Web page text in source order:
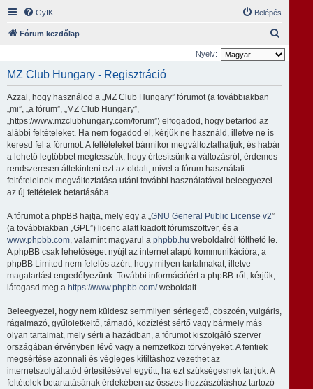
GyIK Belépés
Fórum kezdőlap
e
Nyelv:
MZ Club Hungary - Regisztráció
Azzal, hogy használod a „MZ Club Hungary” fórumot (a továbbiakban
„mi”, „a fórum”, „MZ Club Hungary”,
„https://www.mzclubhungary.com/forum”) elfogadod, hogy betartod az
alábbi feltételeket. Ha nem fogadod el, kérjük ne használd, illetve ne is
keresd fel a fórumot. A feltételeket bármikor megváltoztathatjuk, és habár
a lehető legtöbbet megtesszük, hogy értesítsünk a változásról, érdemes
rendszeresen áttekinteni ezt az oldalt, mivel a fórum használati
feltételeinek megváltoztatása utáni további használatával beleegyezel
az új feltételek betartásába.
A fórumot a phpBB hajtja, mely egy a „GNU General Public License v2”
(a továbbiakban „GPL”) licenc alatt kiadott fórumszoftver, és a
www.phpbb.com, valamint magyarul a phpbb.hu weboldalról tölthető le.
A phpBB csak lehetőséget nyújt az internet alapú kommunikációra; a
phpBB Limited nem felelős azért, hogy milyen tartalmakat, illetve
magatartást engedélyezünk. További információért a phpBB-ről, kérjük,
látogasd meg a https://www.phpbb.com/weboldalt.
Beleegyezel, hogy nem küldesz semmilyen sértegető, obszcén, vulgáris,
rágalmazó, gyűlöletkeltő, támadó, közízlést sértő vagy bármely más
olyan tartalmat, mely sérti a hazádban, a fórumot kiszolgáló szerver
országában érvényben lévő vagy a nemzetközi törvényeket. A fentiek
megsértése azonnali és végleges kitiltáshoz vezethet az
internetszolgáltatód értesítésével együtt, ha ezt szükségesnek tartjuk. A
feltételek betartatásának érdekében az összes hozzászóláshoz tartozó